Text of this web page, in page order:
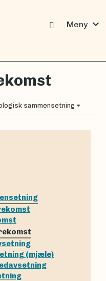
Meny expand_more
sammensetning
(mjæle)